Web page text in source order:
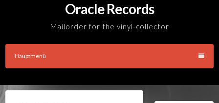
Oracle Records
Mailorder for the vinyl-collector
Hauptmenü